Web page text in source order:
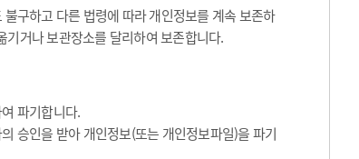
구하고 다른 법령에 따라 개인정보를 계속 보존하
거나 보관장소를 달리하여 보존합니다.
파기합니다.
승인을 받아 개인정보(또는 개인정보파일)을 파기